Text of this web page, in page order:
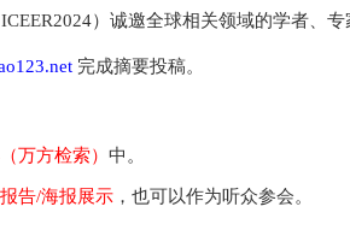
）诚邀全球相关领域的学者、专
完成摘要投稿。
万方检索） 中。
告/海报展示 ，也可以作为听众参会。